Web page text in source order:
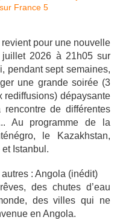
pour une nouvelle
2026 à 21h05 sur
pendant sept semaines,
une grande soirée (3
rediffusions) dépaysante
de différentes
Au programme de la
le Kazakhstan,
Istanbul.
: Angola (inédit)
des chutes d’eau
des villes qui ne
en Angola.